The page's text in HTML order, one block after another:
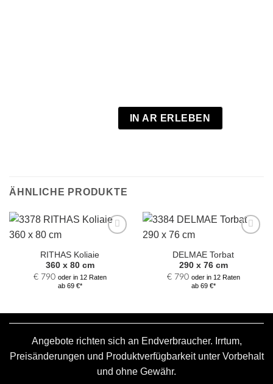
IN AR ERLEBEN
ÄHNLICHE PRODUKTE
Auswahl
hinzufügen
RITHAS Koliaie
360 x 80 cm
€790 oder in 12 Raten
ab 69 €*
Auswahl
hinzufügen
DELMAE Torbat
290 x 76 cm
€790 oder in 12 Raten
ab 69 €*
Angebote richten sich an Endverbraucher. Irrtum,
Preisänderungen und Produktverfügbarkeit unter Vorbehalt
und ohne Gewähr.